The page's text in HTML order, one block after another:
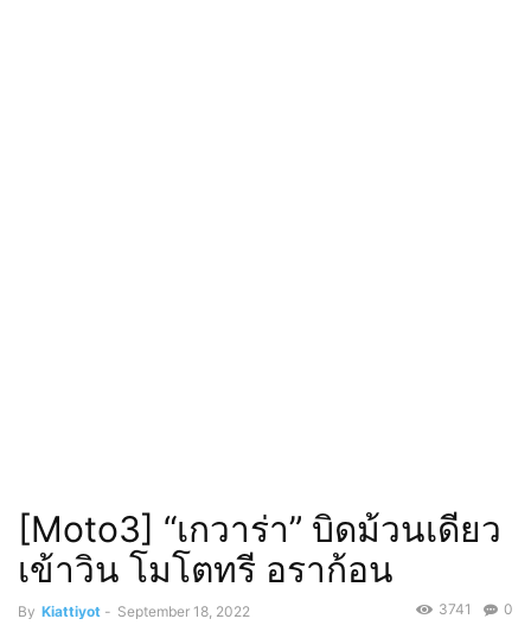
[Moto3] “เกวาร่า” บิดม้วนเดียว
เข้าวิน โมโตทรี อราก้อน
By Kiattiyot - September 18, 2022 0
3741